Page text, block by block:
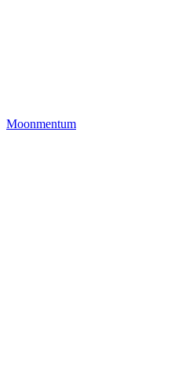
Moonmentum